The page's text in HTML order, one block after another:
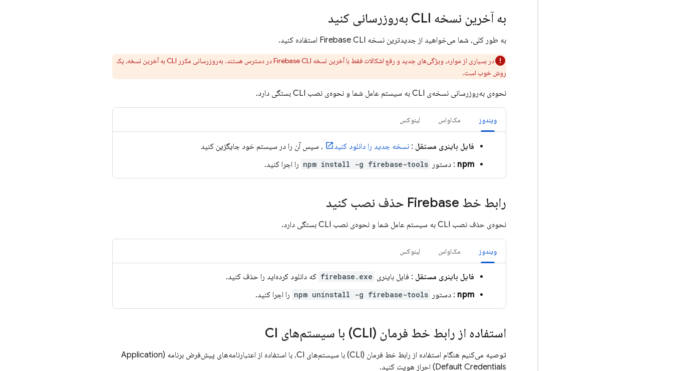
به آخرین نسخه CLI به‌روزرسانی کنید
به طور کلی، شما می‌خواهید از جدیدترین نسخه Firebase CLI استفاده کنید.
در بسیاری از موارد، ویژگی‌های جدید و رفع اشکالات فقط با آخرین نسخه Firebase
CLI در دسترس هستند. به‌روزرسانی مکرر CLI به آخرین نسخه، یک
روش خوب است.
نحوه‌ی به‌روزرسانی نسخه‌ی CLI به سیستم عامل شما و نحوه‌ی نصب CLI بستگی دارد.
ویندوز مک‌او‌اس لینوکس
فایل باینری مستقل :نسخه جدید را دانلود کنید
، سپس آن را در سیستم خود جایگزین کنید
npm : دستور npm install -g firebase-tools را اجرا کنید.
رابط خط Firebase حذف نصب کنید
نحوه‌ی حذف نصب CLI به سیستم عامل شما و نحوه‌ی نصب CLI بستگی دارد.
ویندوز مک‌او‌اس لینوکس
فایل باینری مستقل : فایل باینری firebase.exe که دانلود کرده‌اید را حذف کنید.
npm : دستور npm uninstall -g firebase-tools را اجرا کنید.
استفاده از رابط خط فرمان (CLI) با سیستم‌های CI
توصیه می‌کنیم هنگام استفاده از رابط خط فرمان (CLI) با سیستم‌های CI، با استفاده از اعتبارنامه‌های پیش‌فرض برنامه (Application
Default Credentials) احراز هویت کنید.